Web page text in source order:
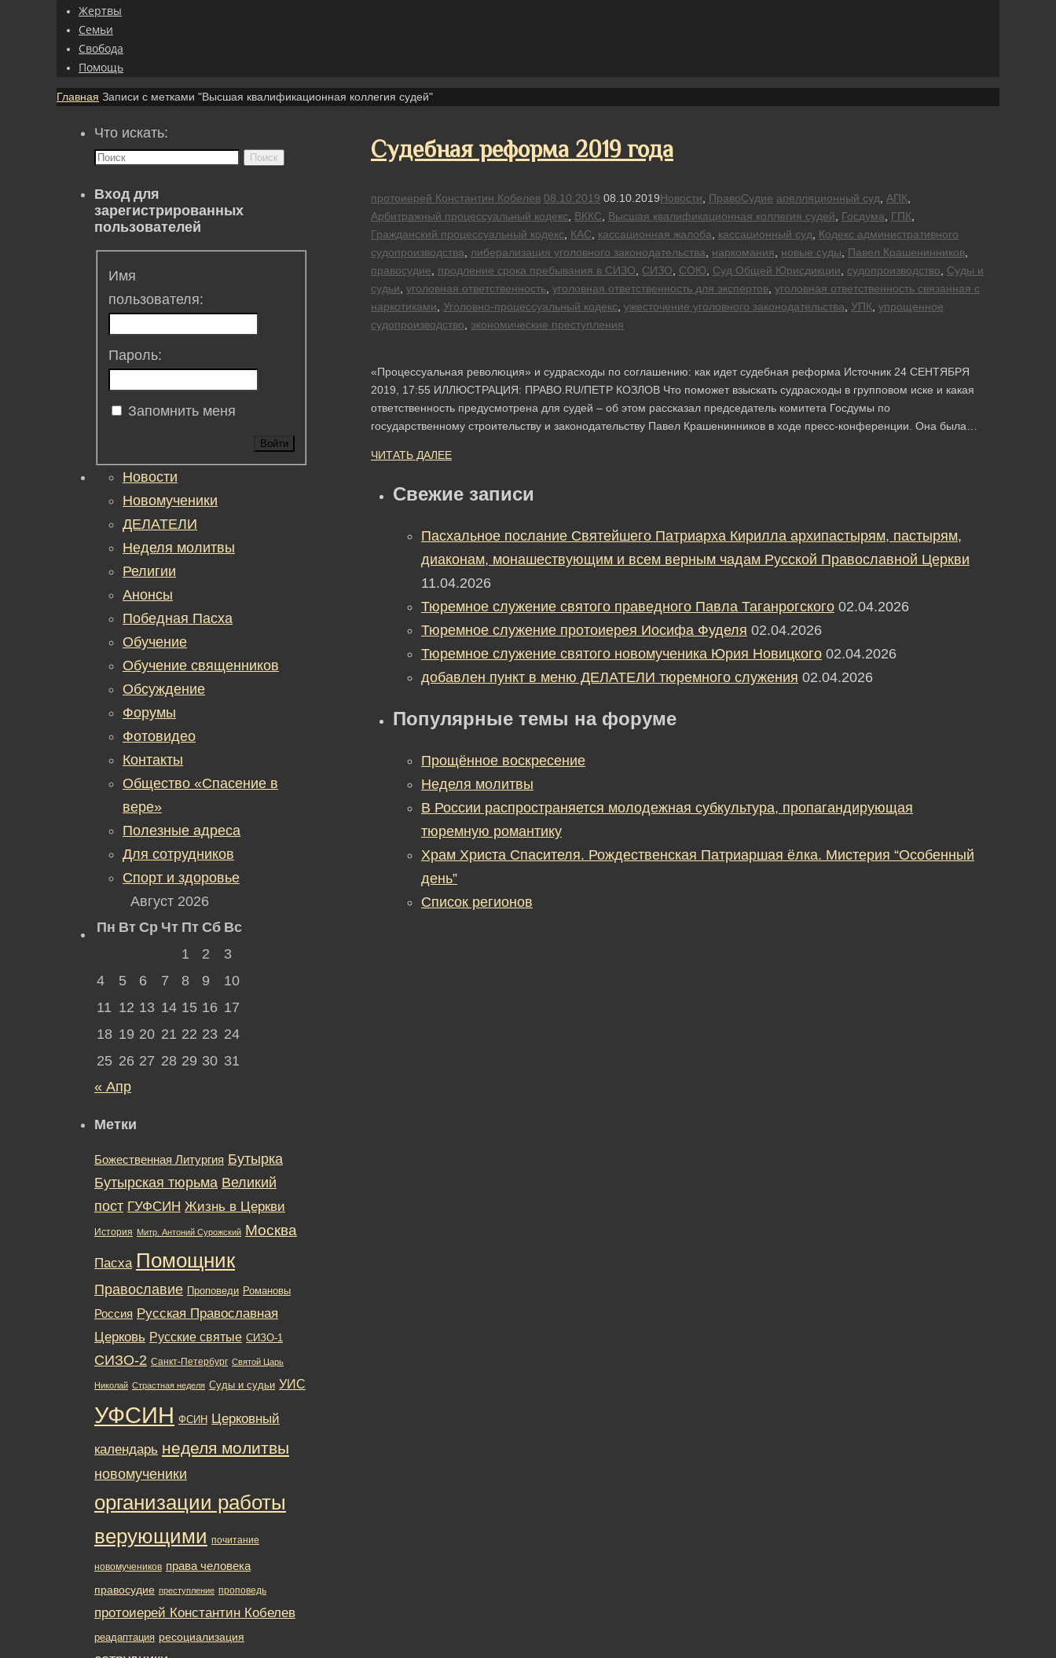
Жертвы
Семьи
Свобода
Помощь
Главная Записи с метками "Высшая квалификационная коллегия судей"
Судебная реформа 2019 года
протоиерей Константин Кобелев 08.10.2019 08.10.2019Новости ПравоСудие апелляционный суд АПК
Арбитражный процессуальный кодекс
ВККС Высшая квалификационная коллегия судей Госдума ГПК
Гражданский процессуальный кодекс
КАС кассационная жалоба кассационный суд
Кодекс административного
судопроизводства
либерализация уголовного законодательства наркомания новые суды Павел Крашенинников
правосудие
продление срока пребывания в СИЗО СИЗО СОЮ Суд Общей Юрисдикции судопроизводство
Суды и
судьи уголовная ответственность уголовная ответственность для экспертов уголовная ответственность связанная с
наркотиками
Уголовно-процессуальный кодекс ужесточение уголовного законодательства УПК упрощенное
судопроизводство
экономические преступления
«Процессуальная революция» и судрасходы по соглашению: как идет судебная реформа Источник 24 СЕНТЯБРЯ
2019, 17:55 ИЛЛЮСТРАЦИЯ: ПРАВО.RU/ПЕТР КОЗЛОВ Что поможет взыскать судрасходы в групповом иске и какая
ответственность предусмотрена для судей – об этом рассказал председатель комитета Госдумы по
государственному строительству и законодательству Павел Крашенинников в ходе пресс-конференции. Она была…
ЧИТАТЬ ДАЛЕЕ
Свежие записи
Пасхальное послание Святейшего Патриарха Кирилла архипастырям, пастырям,
диаконам, монашествующим и всем верным чадам Русской Православной Церкви
11.04.2026
Тюремное служение святого праведного Павла Таганрогского 02.04.2026
Тюремное служение протоиерея Иосифа Фуделя 02.04.2026
Тюремное служение святого новомученика Юрия Новицкого 02.04.2026
добавлен пункт в меню ДЕЛАТЕЛИ тюремного служения 02.04.2026
Популярные темы на форуме
Прощённое воскресение
Неделя молитвы
В России распространяется молодежная субкультура, пропагандирующая
тюремную романтику
Храм Христа Спасителя. Рождественская Патриаршая ёлка. Мистерия “Особенный
день”
Список регионов
Что искать:
Поиск
Вход для
зарегистрированных
пользователей
Имя
пользователя:
Пароль:
Запомнить меня
Войти
Новости
Новомученики
ДЕЛАТЕЛИ
Неделя молитвы
Религии
Анонсы
Победная Пасха
Обучение
Обучение священников
Обсуждение
Форумы
Фотовидео
Контакты
Общество «Спасение в
вере»
Полезные адреса
Для сотрудников
Спорт и здоровье
Август 2026
Пн Вт Ср Чт Пт Сб Вс
1
2
3
4
5 6 7 8 9
10
11 12 13 14 15 16 17
18 19 20 21 22 23 24
25 26 27 28 29 30 31
« Апр
Метки
Божественная Литургия Бутырка
Бутырская тюрьма Великий
пост ГУФСИН Жизнь в Церкви
История Митр. Антоний Сурожский Москва
Пасха Помощник
Православие Проповеди Романовы
Россия Русская Православная
Церковь Русские святые СИЗО-1
СИЗО-2 Санкт-Петербург Святой Царь
Николай Страстная неделя Суды и судьи УИС
УФСИН ФСИН Церковный
календарь неделя молитвы
новомученики
организации работы
верующими почитание
новомучеников права человека
правосудие преступление проповедь
протоиерей Константин Кобелев
реадаптация ресоциализация